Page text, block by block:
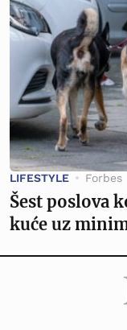
LIFESTYLE Forbes
Šest poslova
kuće uz